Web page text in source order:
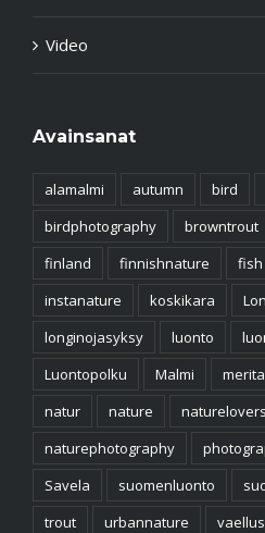
Video
Avainsanat
alamalmi autumn bird
birdphotography
browntrout
finland
finnishnature fish
instanature
koskikara
longinojasyksy
luonto
Luontopolku
Malmi
natur
nature naturelovers
naturephotography
Savela
suomenluonto
trout
urbannature